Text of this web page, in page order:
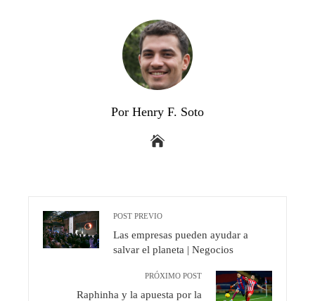
Por Henry F. Soto
POST PREVIO
Las empresas pueden ayudar a
salvar el planeta | Negocios
PRÓXIMO POST
Raphinha y la apuesta por la